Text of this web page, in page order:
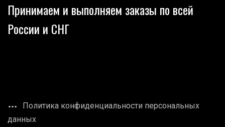
Принимаем и выполняем заказы по всей
России и СНГ
Политика конфиденциальности персональных
данных